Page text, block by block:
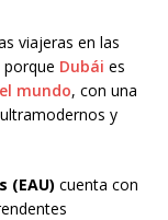
viajeras en las
porque Dubái es
mundo, con una
y
(EAU) cuenta con